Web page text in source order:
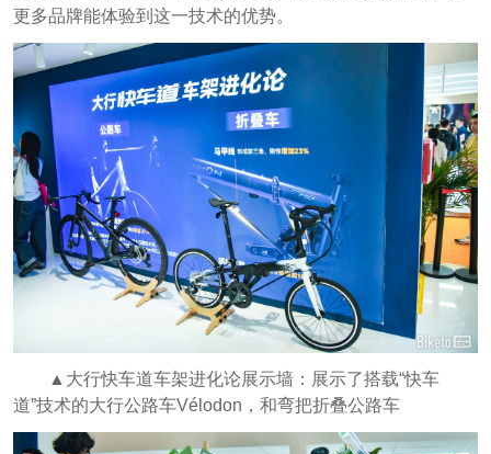
更多品牌能体验到这一技术的优势。
▲大行快车道车架进化论展示墙：展示了搭载“快车
道”技术的大行公路车Vélodon，和弯把折叠公路车